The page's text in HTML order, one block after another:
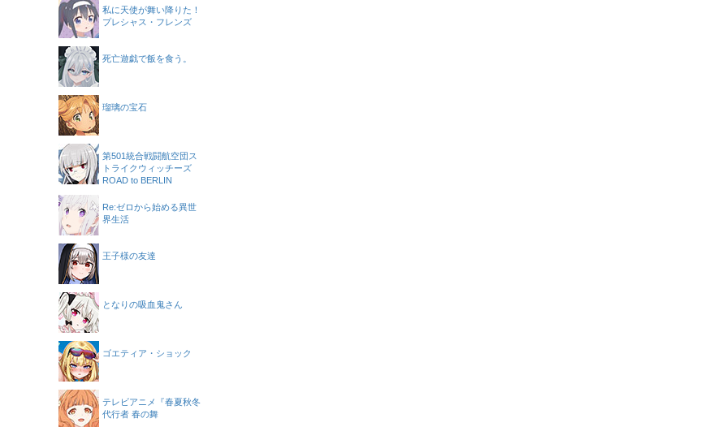
私に天使が舞い降りた！
プレシャス・フレンズ
死亡遊戯で飯を食う。
瑠璃の宝石
第501統合戦闘航空団ス
トライクウィッチーズ
ROAD to BERLIN
Re:ゼロから始める異世
界生活
王子様の友達
となりの吸血鬼さん
ゴエティア・ショック
テレビアニメ『春夏秋冬
代行者 春の舞